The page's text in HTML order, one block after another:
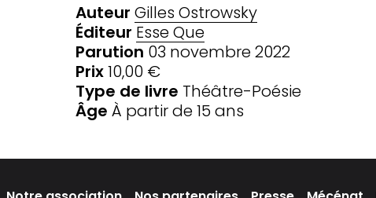
Auteur Gilles Ostrowsky
Éditeur Esse Que
Parution 03 novembre 2022
Prix10,00 €
Type de livre Théâtre-Poésie
Âge À partir de 15 ans